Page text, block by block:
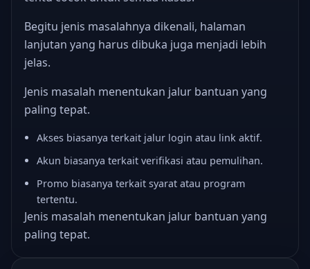
Begitu jenis masalahnya dikenali, halaman
lanjutan yang harus dibuka juga menjadi lebih
jelas.
Jenis masalah menentukan jalur bantuan yang
paling tepat.
Akses biasanya terkait jalur login atau link aktif.
Akun biasanya terkait verifikasi atau pemulihan.
Promo biasanya terkait syarat atau program
tertentu.
Jenis masalah menentukan jalur bantuan yang
paling tepat.